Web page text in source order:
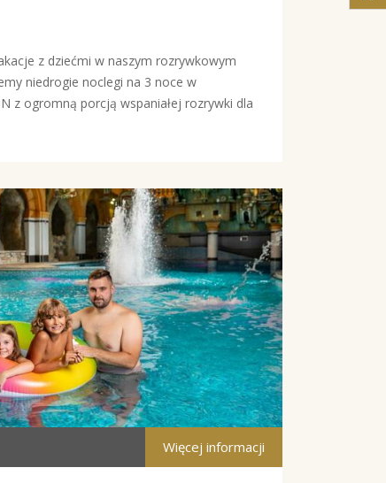
z dziećmi w naszym rozrywkowym
niedrogie noclegi na 3 noce w
z ogromną porcją wspaniałej rozrywki dla
Więcej informacji